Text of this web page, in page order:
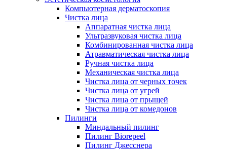
Компьютерная дерматоскопия
Чистка лица
Аппаратная чистка лица
Ультразвуковая чистка лица
Комбинированная чистка лица
Атравматическая чистка лица
Ручная чистка лица
Механическая чистка лица
Чистка лица от черных точек
Чистка лица от угрей
Чистка лица от прыщей
Чистка лица от комедонов
Пилинги
Миндальный пилинг
Пилинг Biorepeel
Пилинг Джесснера